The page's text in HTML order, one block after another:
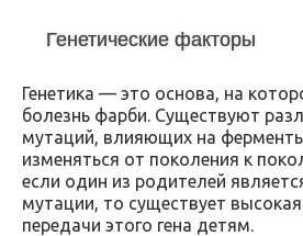
Генетические факторы
Генетика — это основа, на
болезнь фарби. Существуют
мутаций, влияющих на
изменяться от поколения к
если один из родителей
мутации, то существует
передачи этого гена детям.